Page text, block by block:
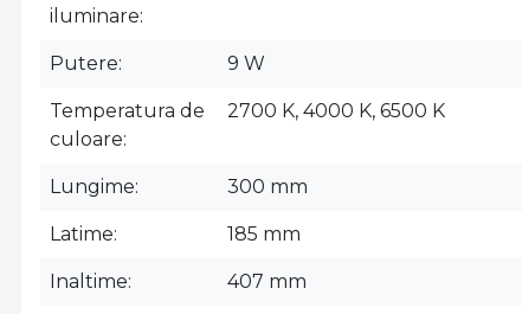
iluminare
Putere 9 W
Temperatura de
culoare
2700 K, 4000 K, 6500 K
Lungime 300 mm
Latime 185 mm
Inaltime 407 mm